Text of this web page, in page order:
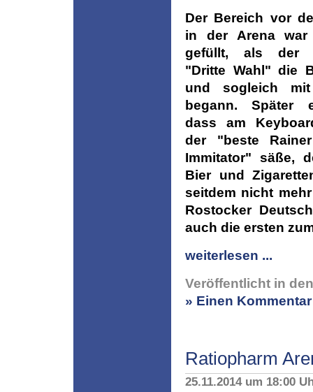
Der Bereich vor
in der Arena
gefüllt, als der
"Dritte Wahl" die
und sogleich
begann. Später
dass am
der "beste
Immitator" säße,
Bier und
seitdem nicht
Rostocker
auch die ersten
weiterlesen ...
Veröffentlicht in
» Einen
Ratiopharm
25.11.2014 um 18:00